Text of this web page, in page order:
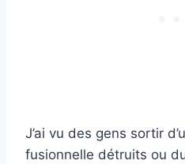
J’ai vu des gens sortir
fusionnelle détruits ou